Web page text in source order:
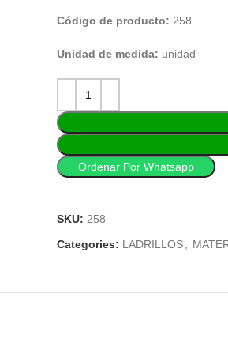
Código de producto: 258
Unidad de medida: unidad
Ordenar Por Whatsapp
SKU: 258
Categories: LADRILLOS